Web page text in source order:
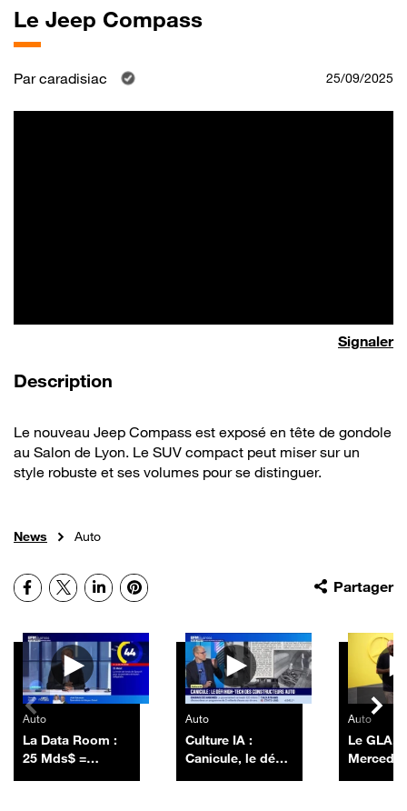
Le Jeep Compass
Parcaradisiac 25/09/2025
Signaler
Description
Le nouveau Jeep Compass est exposé en tête de gondole
au Salon de Lyon. Le SUV compact peut miser sur un
style robuste et ses volumes pour se distinguer.
News Auto
Partager
Facebook
X LinkedInPinterest
Autres vidéos
Auto
La Data Room :
25 Mds$ =
Auto
Culture IA :
Canicule, le défi
Auto
Le GLA,